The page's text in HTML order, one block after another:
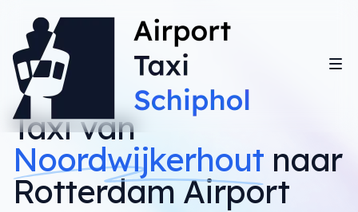
Taxi van
Noordwijkerhout naar
Rotterdam Airport